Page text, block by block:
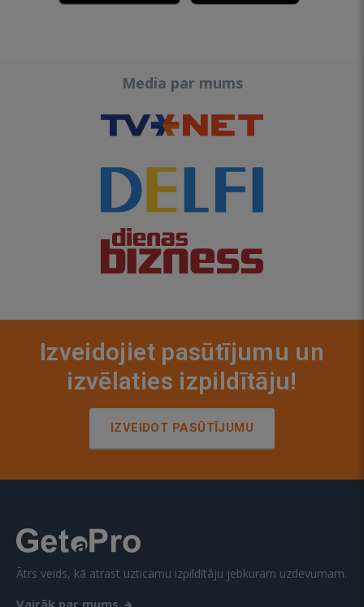
Media par mums
Izveidojiet pasūtījumu un
izvēlaties izpildītāju!
IZVEIDOT PASŪTĪJUMU
Ātrs veids, kā atrast uzticamu izpildītāju jebkuram uzdevumam.